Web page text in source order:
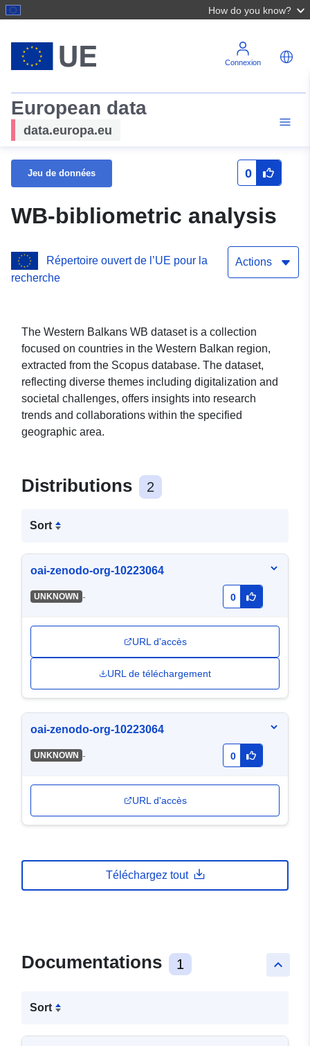
How do you know?
Connexion
European data
data.europa.eu
Jeu de données 0
WB-bibliometric analysis
Répertoire ouvert de l’UE pour la
recherche
Actions
The Western Balkans WB dataset is a collection
focused on countries in the Western Balkan region,
extracted from the Scopus database. The dataset,
reflecting diverse themes including digitalization and
societal challenges, offers insights into research
trends and collaborations within the specified
geographic area.
Distributions 2
Sort
oai-zenodo-org-10223064
UNKNOWN - 0
URL d'accès
URL de téléchargement
oai-zenodo-org-10223064
UNKNOWN - 0
URL d'accès
Téléchargez tout
keyboard_arrow_up
Documentations 1
Sort